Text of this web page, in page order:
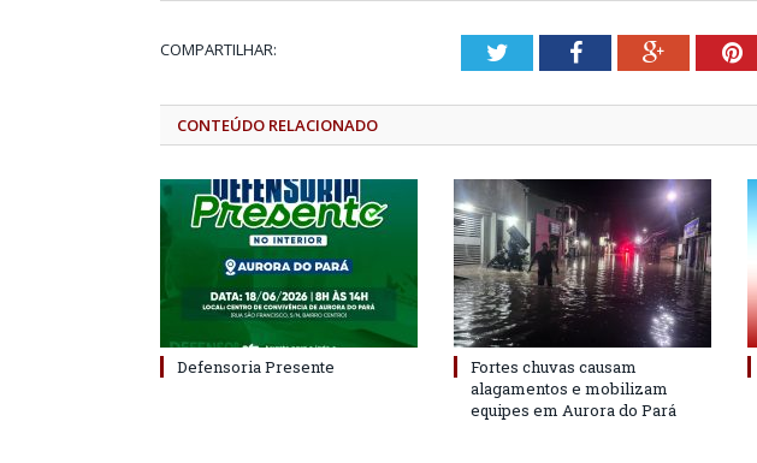
COMPARTILHAR: TwitterFacebookGoogle+
CONTEÚDO RELACIONADO
Defensoria Presente
Fortes chuvas causam
alagamentos e mobilizam
equipes em Aurora do Pará